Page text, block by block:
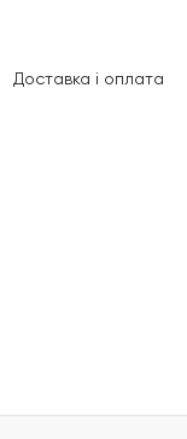
Доставка і оплата